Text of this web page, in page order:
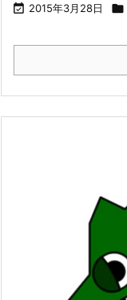
 2015年3月28日 